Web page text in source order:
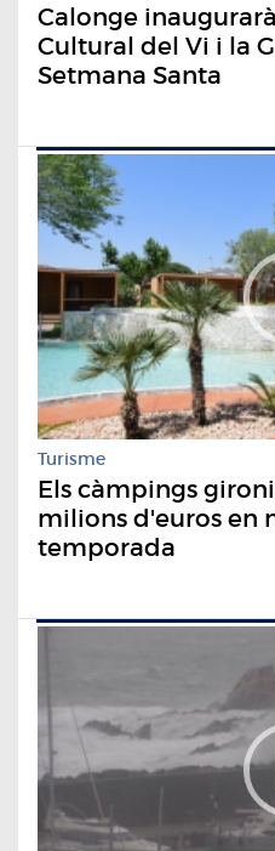
Calonge
Cultural del Vi i la
Setmana Santa
Turisme
Els càmpings
milions d'euros en
temporada